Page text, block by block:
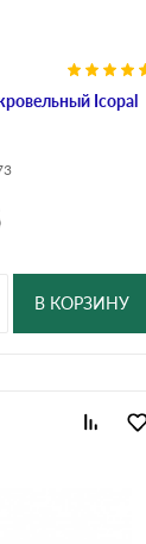
Icopal
В КОРЗИНУ